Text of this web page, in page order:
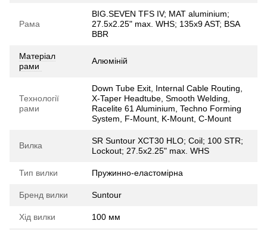
Рама
BIG.SEVEN TFS IV; MAT aluminium;
27.5x2.25" max. WHS; 135x9 AST; BSA
BBR
Матеріал
рами
Алюміній
Технології
рами
Down Tube Exit, Internal Cable Routing,
X-Taper Headtube, Smooth Welding,
Racelite 61 Aluminium, Techno Forming
System, F-Mount, K-Mount, C-Mount
Вилка
SR Suntour XCT30 HLO; Coil; 100 STR;
Lockout; 27.5x2.25" max. WHS
Тип вилки Пружинно-еластомірна
Бренд вилки Suntour
Хід вилки 100 мм